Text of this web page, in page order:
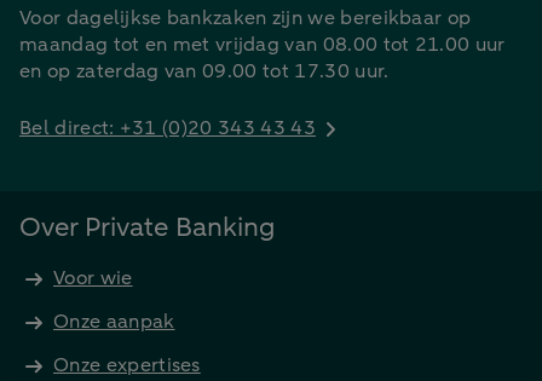
Voor dagelijkse bankzaken zijn we bereikbaar op
maandag tot en met vrijdag van 08.00 tot 21.00 uur
en op zaterdag van 09.00 tot 17.30 uur.
Bel direct: +31 (0)20 343 43 43
Over Private Banking
Voor wie
Onze aanpak
Onze expertises